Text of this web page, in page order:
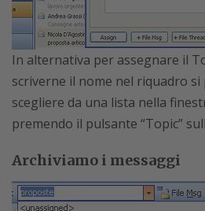
In alternativa per assegnare il
scriverne il nome nel riquadro si
scegliere da una lista nella
premendo il pulsante “Topic”
Archiviamo i messaggi